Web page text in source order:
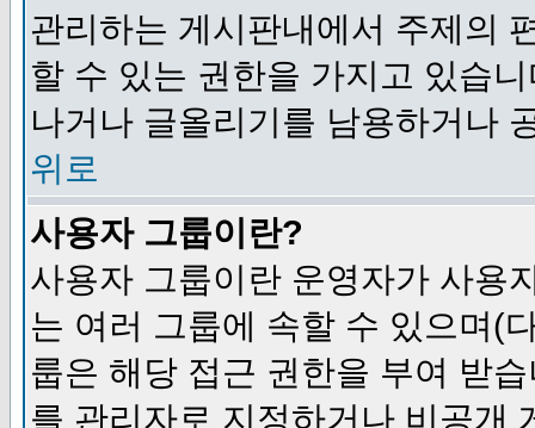
관리하는 게시판내에서 주제의
할 수 있는 권한을 가지고 있습
나거나 글올리기를 남용하거나
위로
사용자 그룹이란?
사용자 그룹이란 운영자가 사용
는 여러 그룹에 속할 수 있으며(
룹은 해당 접근 권한을 부여 받
를 관리자로 지정하거나 비공개